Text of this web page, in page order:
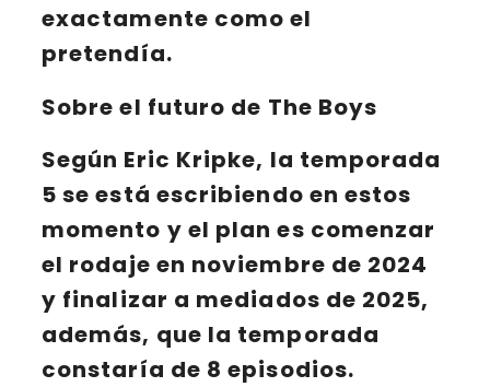
exactamente como el
pretendía.
Sobre el futuro de The Boys
Según Eric Kripke, la temporada
5 se está escribiendo en estos
momento y el plan es comenzar
el rodaje en noviembre de 2024
y finalizar a mediados de 2025,
además, que la temporada
constaría de 8 episodios.